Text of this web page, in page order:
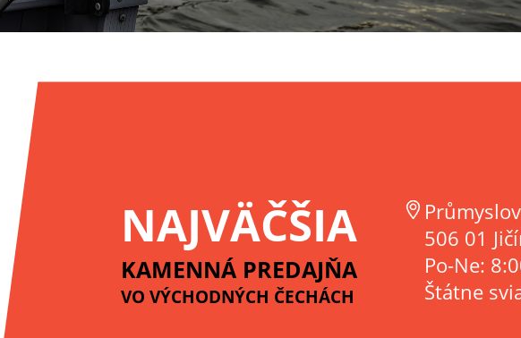
NAJVÄČŠIA
KAMENNÁ PREDAJŇA
VO VÝCHODNÝCH ČECHÁCH
506 01
Po-Ne:
Štátne